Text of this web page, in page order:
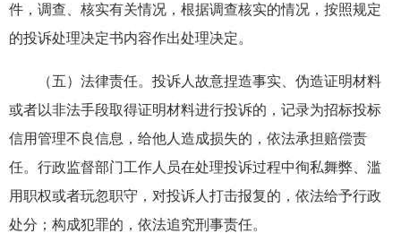
件，调查、核实有关情况，根据调查核实的情况，按照规定
的投诉处理决定书内容作出处理决定。
（五）法律责任。投诉人故意捏造事实、伪造证明材料
或者以非法手段取得证明材料进行投诉的，记录为招标投标
信用管理不良信息，给他人造成损失的，依法承担赔偿责
任。行政监督部门工作人员在处理投诉过程中徇私舞弊、滥
用职权或者玩忽职守，对投诉人打击报复的，依法给予行政
处分；构成犯罪的，依法追究刑事责任。